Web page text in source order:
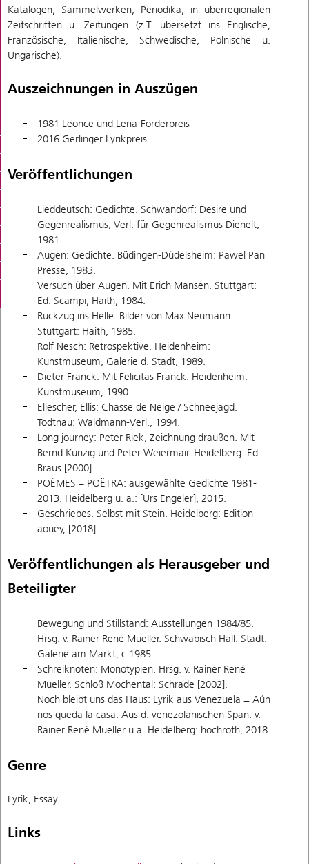
Katalogen, Sammelwerken, Periodika, in überregionalen
Zeitschriften u. Zeitungen (z.T. übersetzt ins Englische,
Französische, Italienische, Schwedische, Polnische u.
Ungarische).
Auszeichnungen in Auszügen
1981 Leonce und Lena-Förderpreis
2016 Gerlinger Lyrikpreis
Veröffentlichungen
Lieddeutsch: Gedichte. Schwandorf: Desire und
Gegenrealismus, Verl. für Gegenrealismus Dienelt,
1981.
Augen: Gedichte. Büdingen-Düdelsheim: Pawel Pan
Presse, 1983.
Versuch über Augen. Mit Erich Mansen. Stuttgart:
Ed. Scampi, Haith, 1984.
Rückzug ins Helle. Bilder von Max Neumann.
Stuttgart: Haith, 1985.
Rolf Nesch: Retrospektive. Heidenheim:
Kunstmuseum, Galerie d. Stadt, 1989.
Dieter Franck. Mit Felicitas Franck. Heidenheim:
Kunstmuseum, 1990.
Eliescher, Ellis: Chasse de Neige / Schneejagd.
Todtnau: Waldmann-Verl., 1994.
Long journey: Peter Riek, Zeichnung draußen. Mit
Bernd Künzig und Peter Weiermair. Heidelberg: Ed.
Braus [2000].
POÈMES – POËTRA: ausgewählte Gedichte 1981-
2013. Heidelberg u. a.: [Urs Engeler], 2015.
Geschriebes. Selbst mit Stein. Heidelberg: Edition
aouey, [2018].
Veröffentlichungen als Herausgeber und
Beteiligter
Bewegung und Stillstand: Ausstellungen 1984/85.
Hrsg. v. Rainer René Mueller. Schwäbisch Hall: Städt.
Galerie am Markt, c 1985.
Schreiknoten: Monotypien. Hrsg. v. Rainer René
Mueller. Schloß Mochental: Schrade [2002].
Noch bleibt uns das Haus: Lyrik aus Venezuela = Aún
nos queda la casa. Aus d. venezolanischen Span. v.
Rainer René Mueller u.a. Heidelberg: hochroth, 2018.
Genre
Lyrik, Essay.
Links